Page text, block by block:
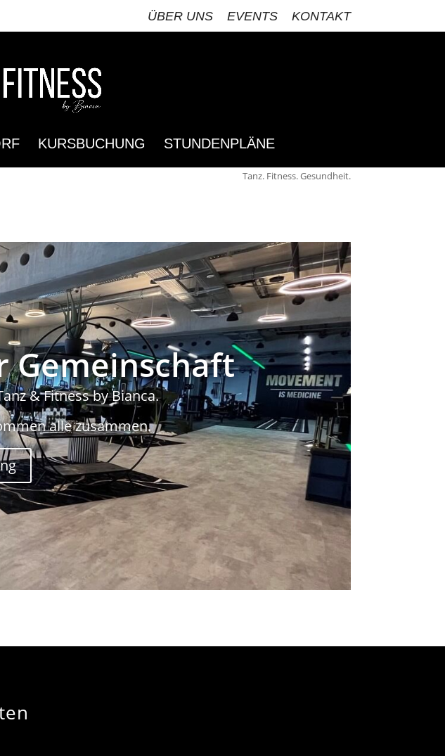
ÜBER UNS EVENTS KONTAKT
KURSBUCHUNG STUNDENPLÄNE
Tanz. Fitness. Gesundheit.
Gemeinschaft
& Fitness by Bianca.
alle zusammen.